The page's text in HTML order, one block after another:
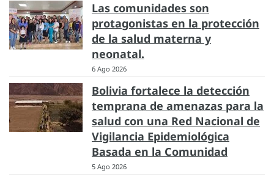
Las comunidades son
protagonistas en la protección
de la salud materna y
neonatal.
6 Ago 2026
Bolivia fortalece la detección
temprana de amenazas para la
salud con una Red Nacional de
Vigilancia Epidemiológica
Basada en la Comunidad
5 Ago 2026